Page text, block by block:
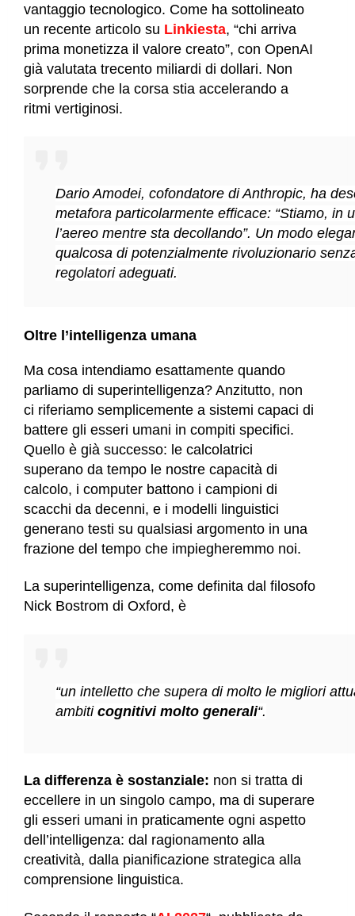
vantaggio tecnologico. Come ha sottolineato
un recente articolo su Linkiesta, “chi arriva
prima monetizza il valore creato”, con OpenAI
già valutata trecento miliardi di dollari. Non
sorprende che la corsa stia accelerando a
ritmi vertiginosi.
Dario Amodei, cofondatore di Anthropic, ha
metafora particolarmente efficace: “Stiamo, in
l’aereo mentre sta decollando”. Un modo
qualcosa di potenzialmente rivoluzionario
regolatori adeguati.
Oltre l’intelligenza umana
Ma cosa intendiamo esattamente quando
parliamo di superintelligenza? Anzitutto, non
ci riferiamo semplicemente a sistemi capaci di
battere gli esseri umani in compiti specifici.
Quello è già successo: le calcolatrici
superano da tempo le nostre capacità di
calcolo, i computer battono i campioni di
scacchi da decenni, e i modelli linguistici
generano testi su qualsiasi argomento in una
frazione del tempo che impiegheremmo noi.
La superintelligenza, come definita dal filosofo
Nick Bostrom di Oxford, è
“un intelletto che supera di molto le migliori
ambiti cognitivi molto generali“.
La differenza è sostanziale: non si tratta di
eccellere in un singolo campo, ma di superare
gli esseri umani in praticamente ogni aspetto
dell’intelligenza: dal ragionamento alla
creatività, dalla pianificazione strategica alla
comprensione linguistica.